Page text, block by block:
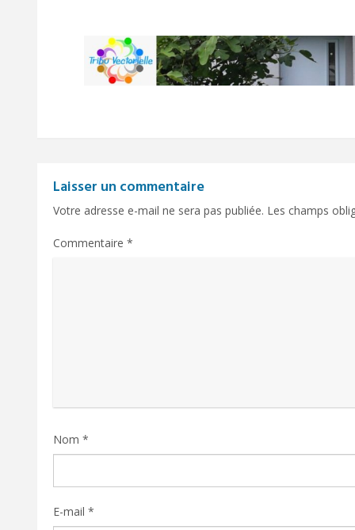
Laisser un commentaire
Votre adresse e-mail ne sera pas publiée. Les champs
Commentaire *
Nom *
E-mail *